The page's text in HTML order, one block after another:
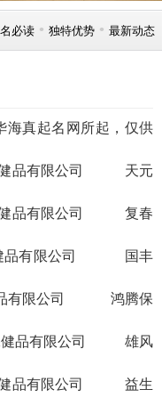
必读 • 独特优势 • 最新动态
海真起名网所起，仅供
品有限公司
天元
品有限公司
复春
品有限公司
国丰
有限公司
鸿腾保
品有限公司
雄风
品有限公司
益生